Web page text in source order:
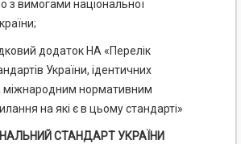
з вимогами національної
додаток НА «Перелік
України, ідентичних
міжнародним нормативним
на які є в цьому стандарті»
СТАНДАРТ УКРАЇНИ